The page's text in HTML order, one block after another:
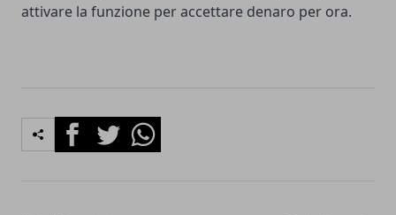
attivare la funzione per accettare denaro per ora.
FacebookTwitterWhatsapp